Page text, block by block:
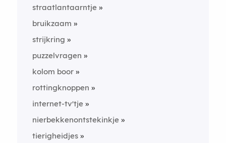
straatlantaarntje
bruikzaam
strijkring
puzzelvragen
kolom boor
rottingknoppen
internet-tv'tje
nierbekkenontstekinkje
tierigheidjes